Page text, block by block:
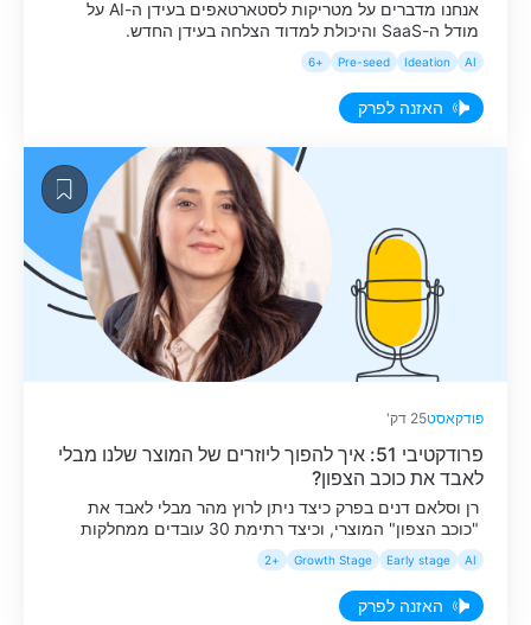
אנחנו מדברים על מטריקות לסטארטאפים בעידן ה-AI על
מודל ה-SaaS והיכולת למדוד הצלחה בעידן החדש.
AI
Ideation
Pre-seed
+6
האזנה לפרק
פודקאסט25 דק'
פרודקטיבי 51: איך להפוך ליוזרים של המוצר שלנו מבלי
לאבד את כוכב הצפון?
רן וסלאם דנים בפרק כיצד ניתן לרוץ מהר מבלי לאבד את
"כוכב הצפון" המוצרי, וכיצד רתימת 30 עובדים ממחלקות
שונות כ-Power Users פנימיים אפשרה לזקק כאבים אמיתיים
ולפצח Workflow שעובד ב-Scale.
AI
Early stage
Growth Stage
+2
האזנה לפרק